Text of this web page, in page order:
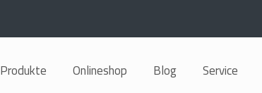
Produkte Onlineshop Blog
Service